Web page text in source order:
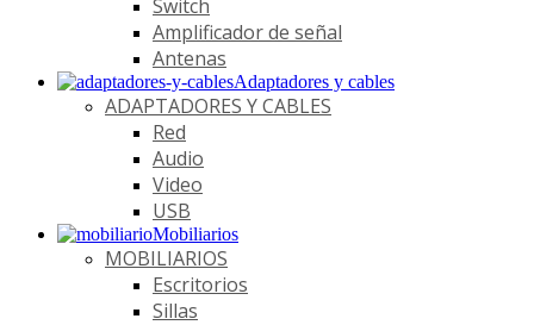
Switch
Amplificador de señal
Antenas
Adaptadores y cables
ADAPTADORES Y CABLES
Red
Audio
Video
USB
Mobiliarios
MOBILIARIOS
Escritorios
Sillas